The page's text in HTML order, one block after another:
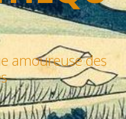
amoureuse des